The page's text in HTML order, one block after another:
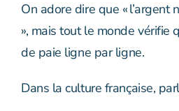
On adore dire que « l’argent
», mais tout le monde vérifie
de paie ligne par ligne.
Dans la culture française,